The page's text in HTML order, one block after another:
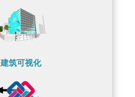
建筑可视化